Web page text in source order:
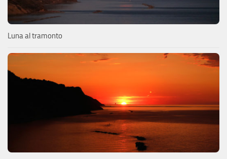
Luna al tramonto